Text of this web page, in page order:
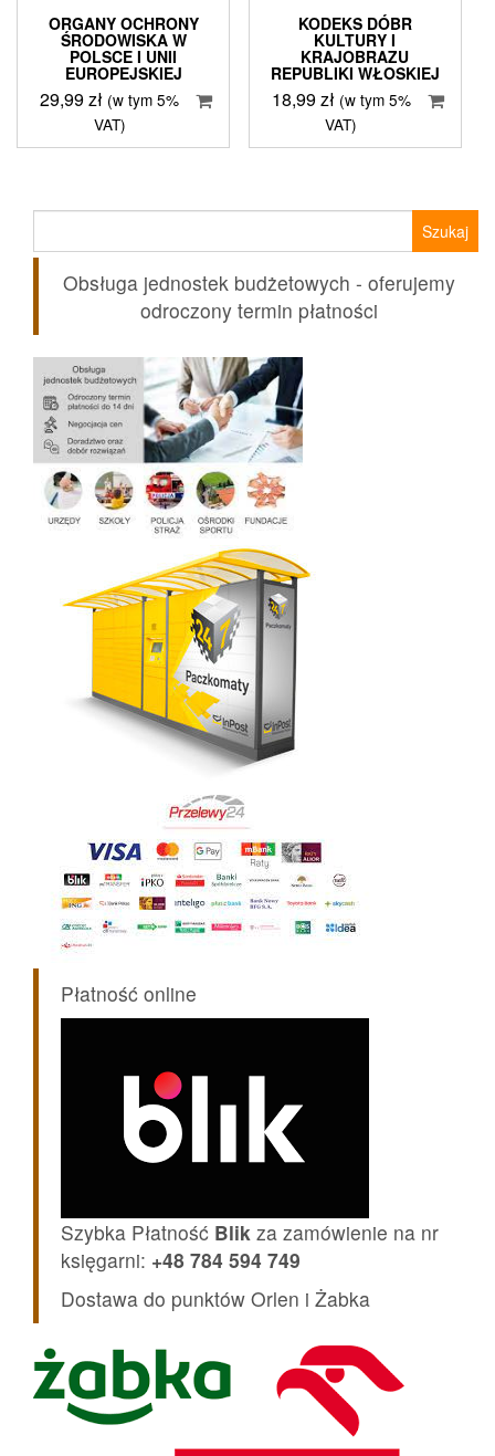
ORGANY OCHRONY
ŚRODOWISKA W
POLSCE I UNII
EUROPEJSKIEJ
29,99zł (w tym 5%
VAT)
KODEKS DÓBR
KULTURY I
KRAJOBRAZU
REPUBLIKI WŁOSKIEJ
18,99zł (w tym 5%
VAT)
Obsługa jednostek budżetowych - oferujemy
odroczony termin płatności
Płatność online
Szybka Płatność Blik za zamówienie na nr
księgarni: +48 784 594 749
Dostawa do punktów Orlen i Żabka